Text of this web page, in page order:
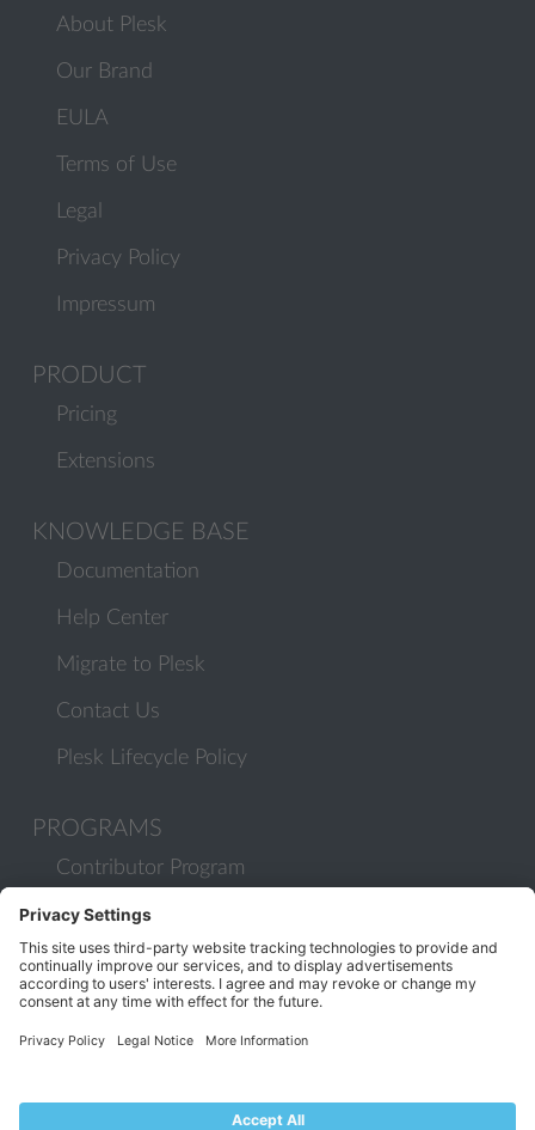
About Plesk
Our Brand
EULA
Terms of Use
Legal
Privacy Policy
Impressum
PRODUCT
Pricing
Extensions
KNOWLEDGE BASE
Documentation
Help Center
Migrate to Plesk
Contact Us
Plesk Lifecycle Policy
PROGRAMS
Contributor Program
Partner Program
COMMUNITY